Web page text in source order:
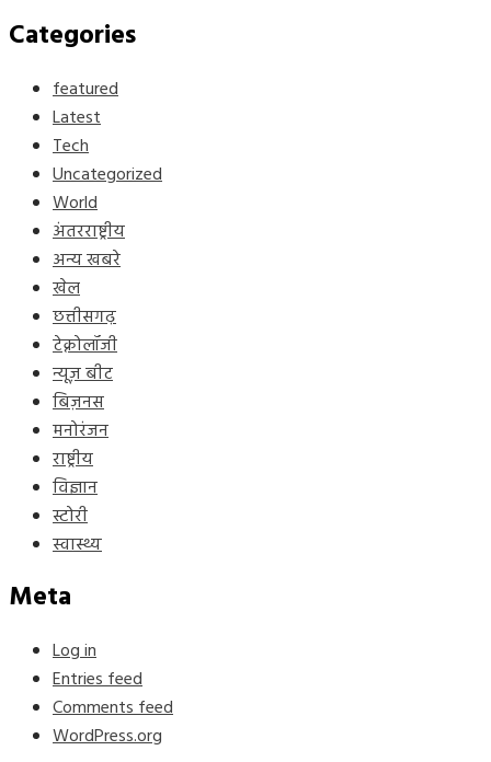
Categories
featured
Latest
Tech
Uncategorized
World
अंतरराष्ट्रीय
अन्य खबरे
खेल
छत्तीसगढ़
टेक्नोलॉजी
न्यूज़ बीट
बिज़नस
मनोरंजन
राष्ट्रीय
विज्ञान
स्टोरी
स्वास्थ्य
Meta
Log in
Entries feed
Comments feed
WordPress.org